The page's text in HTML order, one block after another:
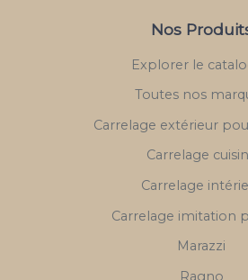
Nos
Explorer le
Toutes nos
Carrelage extérieur
Carrelage
Carrelage
Carrelage imitation
Marazzi
Ragno